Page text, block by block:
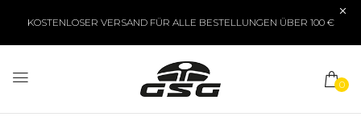
KOSTENLOSER VERSAND FÜR ALLE BESTELLUNGEN ÜBER 100 €
0